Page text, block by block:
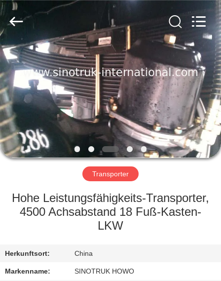
ZU
HAUSE
PRODUKTE
ÜBER
UNS
WERKSBESICHTIGUNG
QUALITÄTSKONTROLLE
MIT
UNS
INTERNATIONAL
CO.,
LTD..
Rights
Reserved.
Transporter
Hohe Leistungsfähigkeits-Transporter,
4500 Achsabstand 18 Fuß-Kasten-
LKW
Herkunftsort: China
Markenname: SINOTRUK HOWO